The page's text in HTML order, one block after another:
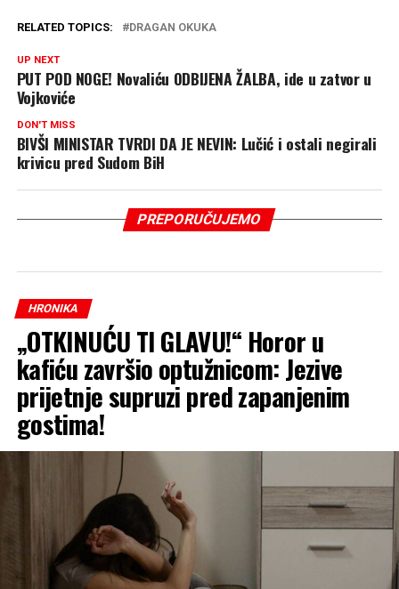
RELATED TOPICS: DRAGAN OKUKA
UP NEXT
PUT POD NOGE! Novaliću ODBIJENA ŽALBA, ide u zatvor u
Vojkoviće
DON'T MISS
BIVŠI MINISTAR TVRDI DA JE NEVIN: Lučić i ostali negirali
krivicu pred Sudom BiH
PREPORUČUJEMO
HRONIKA
„OTKINUĆU TI GLAVU!“ Horor u
kafiću završio optužnicom: Jezive
prijetnje supruzi pred zapanjenim
gostima!